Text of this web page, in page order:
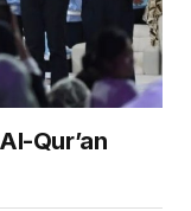
Qur’an